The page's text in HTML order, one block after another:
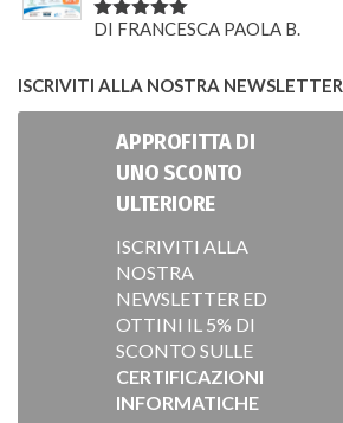
VALUTATO
DI FRANCESCA PAOLA B.
ISCRIVITI ALLA NOSTRA NEWSLETTER
APPROFITTA DI
UNO SCONTO
ULTERIORE
ISCRIVITI ALLA
NOSTRA
NEWSLETTER ED
OTTINI IL 5% DI
SCONTO SULLE
CERTIFICAZIONI
INFORMATICHE